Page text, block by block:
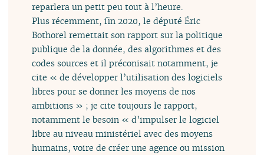
reparlera un petit peu tout à l’heure.
Plus récemment, fin 2020, le député Éric
Bothorel remettait son rapport sur la politique
publique de la donnée, des algorithmes et des
codes sources et il préconisait notamment, je
cite « de développer l’utilisation des logiciels
libres pour se donner les moyens de nos
ambitions » ; je cite toujours le rapport,
notamment le besoin « d’impulser le logiciel
libre au niveau ministériel avec des moyens
humains, voire de créer une agence ou mission